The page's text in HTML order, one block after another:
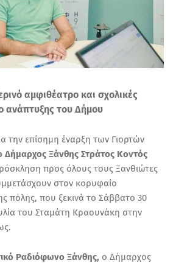
αμφιθέατρο και σχολικές
ανάπτυξης του Δήμου
την επίσημη έναρξη των Γιορτών
Δήμαρχος Ξάνθης Στράτος Κοντός
προς όλους τους Ξανθιώτες
στον κορυφαίο
πόλης, που ξεκινά το Σάββατο 30
του Σταμάτη Κραουνάκη στην
Ραδιόφωνο Ξάνθης, ο Δήμαρχος